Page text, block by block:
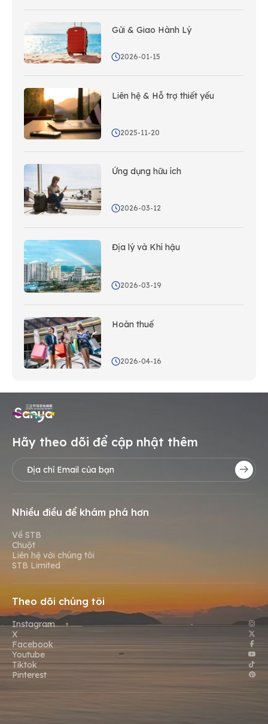
Gửi & Giao Hành Lý
2026-01-15
Liên hệ & Hỗ trợ thiết yếu
2025-11-20
Ứng dụng hữu ích
2026-03-12
Địa lý và Khí hậu
2026-03-19
Hoàn thuế
2026-04-16
Hãy theo dõi để cập nhật thêm
Nhiều điều để khám phá hơn
Về STB
Chuột
Liên hệ với chúng tôi
STB Limited
Theo dõi chúng tôi
Instagram
X
Facebook
Youtube
Tiktok
Pinterest